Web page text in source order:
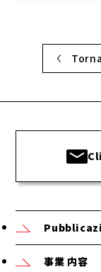
事業 内容